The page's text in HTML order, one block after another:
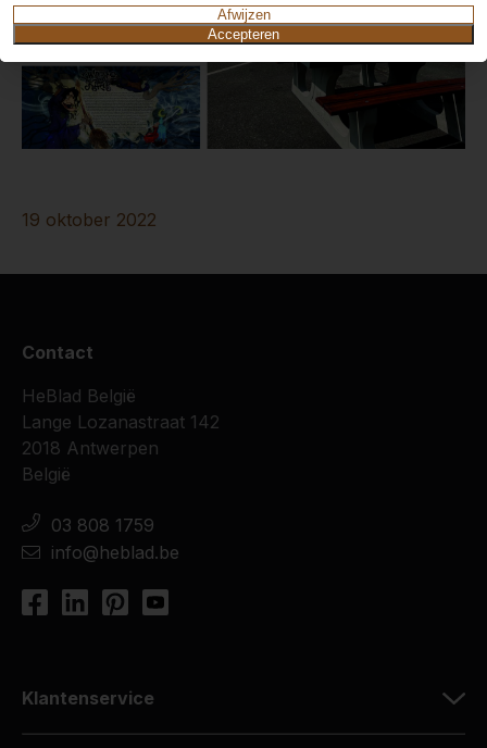
Afwijzen
Accepteren
19 oktober 2022
Contact
HeBlad België
Lange Lozanastraat 142
2018 Antwerpen
België
03 808 1759
info@heblad.be
Klantenservice